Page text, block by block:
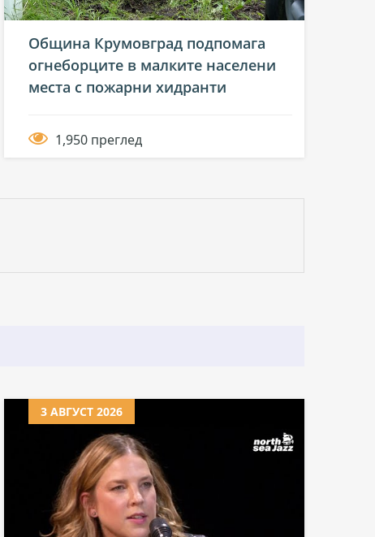
Община Крумовград подпомага
огнеборците в малките населени
места с пожарни хидранти
1,950 преглед
3 АВГУСТ 2026